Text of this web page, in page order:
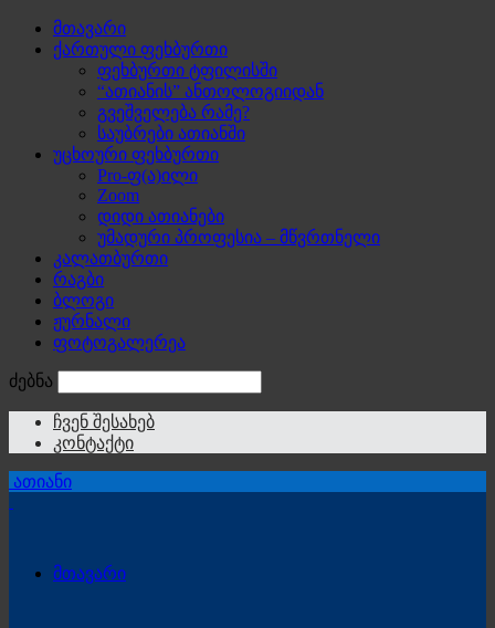
მთავარი
ქართული ფეხბურთი
ფეხბურთი ტფილისში
“ათიანის” ანთოლოგიიდან
გვეშველება რამე?
საუბრები ათიანში
უცხოური ფეხბურთი
Pro-ფ(ა)ილი
Zoom
დიდი ათიანები
უმადური პროფესია – მწვრთნელი
კალათბურთი
რაგბი
ბლოგი
ჟურნალი
ფოტოგალერეა
ძებნა
ჩვენ შესახებ
კონტაქტი
ათიანი
მთავარი